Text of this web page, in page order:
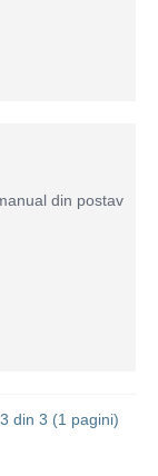
din postav
din 3 (1 pagini)